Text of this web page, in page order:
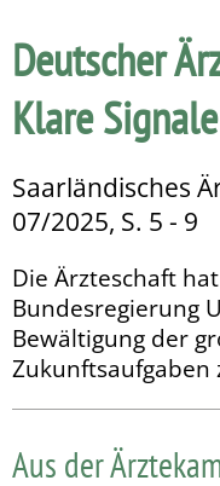
Deutscher
Klare
Saarländisches
07/2025, S. 5 - 9
Die Ärzteschaft
Bundesregierung
Bewältigung der
Zukunftsaufgaben
Aus der